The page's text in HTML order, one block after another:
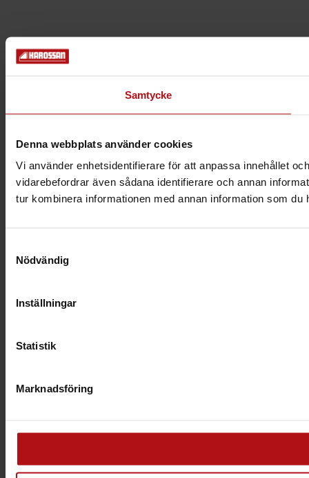
Samtycke
Denna webbplats använder cookies
Vi använder enhetsidentifierare för att anpassa innehållet
vidarebefordrar även sådana identifierare och annan
tur kombinera informationen med annan information som
Nödvändig
Inställningar
Statistik
Marknadsföring